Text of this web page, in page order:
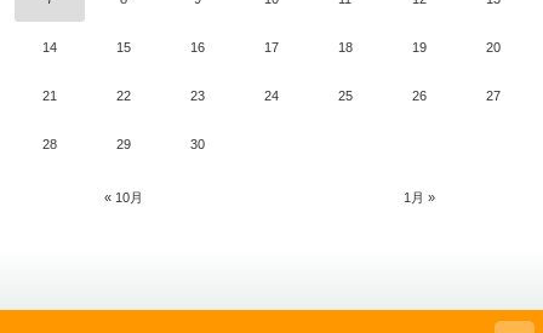
« 10月 1月 »
14 15 16 17 18 19 20
21 22 23 24 25 26 27
28 29 30